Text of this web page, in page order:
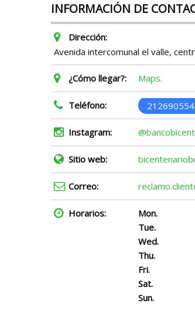
INFORMACIÓN DE
Dirección:
Avenida intercomunal el valle,
¿Cómo llegar?: Maps.
Teléfono:
Instagram:
Sitio web:
Correo:
Horarios: Mon.
Tue.
Wed.
Thu.
Fri.
Sat.
Sun.